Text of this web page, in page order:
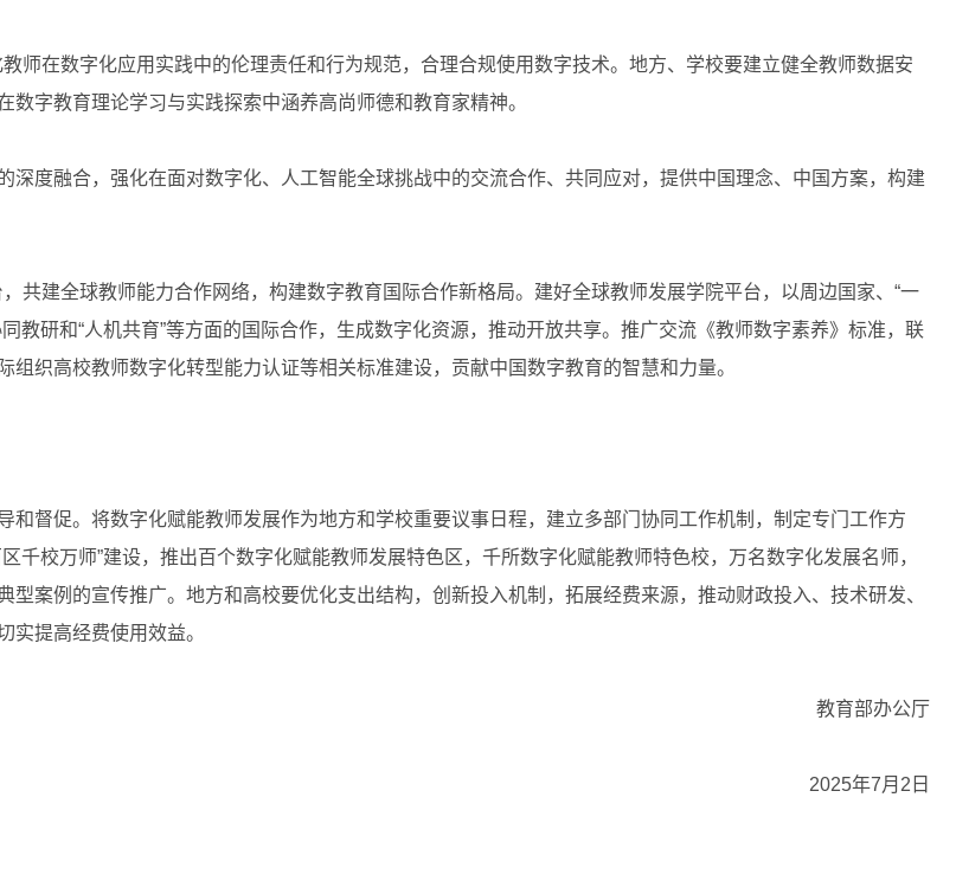
在数字化应用实践中的伦理责任和行为规范，合理合规使用数字技术。地方、学校要建立健全教师数据安
字教育理论学习与实践探索中涵养高尚师德和教育家精神。
融合，强化在面对数字化、人工智能全球挑战中的交流合作、共同应对，提供中国理念、中国方案，构建
建全球教师能力合作网络，构建数字教育国际合作新格局。建好全球教师发展学院平台，以周边国家、“一
教研和“人机共育”等方面的国际合作，生成数字化资源，推动开放共享。推广交流《教师数字素养》标准，联
织高校教师数字化转型能力认证等相关标准建设，贡献中国数字教育的智慧和力量。
促。将数字化赋能教师发展作为地方和学校重要议事日程，建立多部门协同工作机制，制定专门工作方
校万师”建设，推出百个数字化赋能教师发展特色区，千所数字化赋能教师特色校，万名数字化发展名师，
案例的宣传推广。地方和高校要优化支出结构，创新投入机制，拓展经费来源，推动财政投入、技术研发、
实提高经费使用效益。
教育部办公厅
2025年7月2日